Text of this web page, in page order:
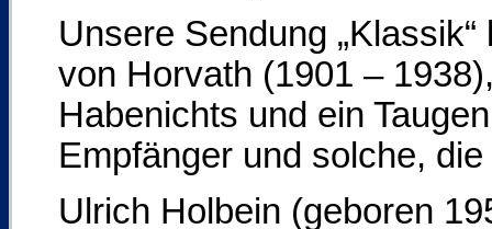
Unsere Sendung
von Horvath (1901 –
Habenichts und ein
Empfänger und solche,
Ulrich Holbein (geboren